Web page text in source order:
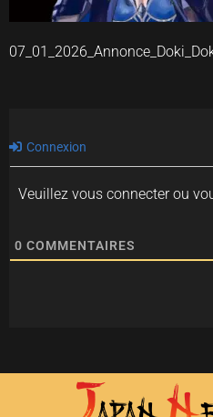
Connexion
Veuillez vous connecter ou
0 COMMENTAIRES